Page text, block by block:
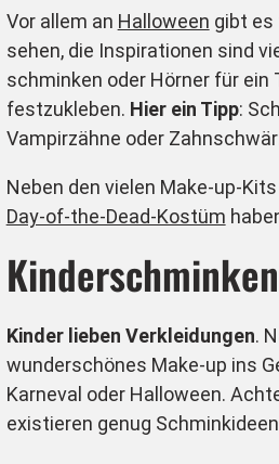
Vor allem an Halloween gibt es
sehen, die Inspirationen sind
schminken oder Hörner für
festzukleben. Hier ein Tipp:
Vampirzähne oder
Neben den vielen Make-up-
Day-of-the-Dead-Kostüm
Kinderschminken
Kinder lieben Verkleidungen.
wunderschönes Make-up ins
Karneval oder Halloween.
existieren genug